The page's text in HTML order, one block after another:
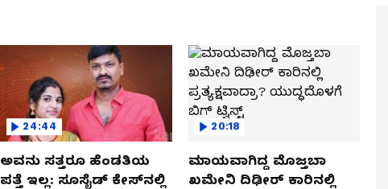
24:44
ಅವನು ಸತ್ತರೂ ಹೆಂಡತಿಯ
ಪತ್ತೆ ಇಲ್ಲ: ಸೂಸೈಡ್​​ ಕೇಸ್​​ನಲ್ಲಿ
20:18
ಮಾಯವಾಗಿದ್ದ ಮೊಜ್ತಬಾ
ಖಮೇನಿ ದಿಢೀರ್ ಕಾರಿನಲ್ಲಿ